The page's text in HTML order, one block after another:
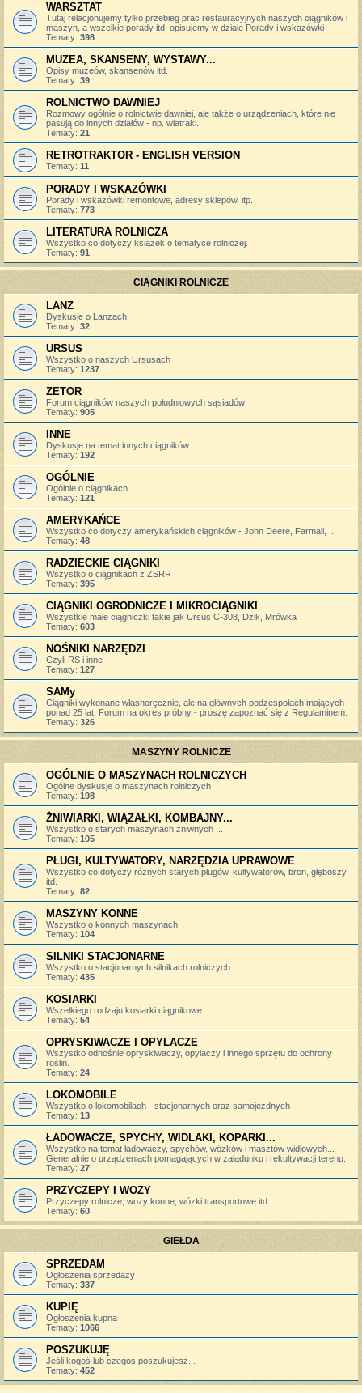
WARSZTAT
Tutaj relacjonujemy tylko przebieg prac restauracyjnych naszych ciągników i
maszyn, a wszelkie porady itd. opisujemy w dziale Porady i wskazówki
Tematy: 398
MUZEA, SKANSENY, WYSTAWY...
Opisy muzeów, skansenów itd.
Tematy: 39
ROLNICTWO DAWNIEJ
Rozmowy ogólnie o rolnictwie dawniej, ale także o urządzeniach, które nie
pasują do innych działów - np. wiatraki.
Tematy: 21
RETROTRAKTOR - ENGLISH VERSION
Tematy: 11
PORADY I WSKAZÓWKI
Porady i wskazówki remontowe, adresy sklepów, itp.
Tematy: 773
LITERATURA ROLNICZA
Wszystko co dotyczy książek o tematyce rolniczej.
Tematy: 91
CIĄGNIKI ROLNICZE
LANZ
Dyskusje o Lanzach
Tematy: 32
URSUS
Wszystko o naszych Ursusach
Tematy: 1237
ZETOR
Forum ciągników naszych południowych sąsiadów
Tematy: 905
INNE
Dyskusje na temat innych ciągników
Tematy: 192
OGÓLNIE
Ogólnie o ciągnikach
Tematy: 121
AMERYKAŃCE
Wszystko co dotyczy amerykańskich ciągników - John Deere, Farmall, ...
Tematy: 48
RADZIECKIE CIĄGNIKI
Wszystko o ciągnikach z ZSRR
Tematy: 395
CIĄGNIKI OGRODNICZE I MIKROCIĄGNIKI
Wszystkie małe ciągniczki takie jak Ursus C-308, Dzik, Mrówka
Tematy: 603
NOŚNIKI NARZĘDZI
Czyli RS i inne
Tematy: 127
SAMy
Ciągniki wykonane własnoręcznie, ale na głównych podzespołach mających
ponad 25 lat. Forum na okres próbny - proszę zapoznać się z Regulaminem.
Tematy: 326
MASZYNY ROLNICZE
OGÓLNIE O MASZYNACH ROLNICZYCH
Ogólne dyskusje o maszynach rolniczych
Tematy: 198
ŻNIWIARKI, WIĄZAŁKI, KOMBAJNY...
Wszystko o starych maszynach żniwnych ...
Tematy: 105
PŁUGI, KULTYWATORY, NARZĘDZIA UPRAWOWE
Wszystko co dotyczy różnych starych pługów, kultywatorów, bron, głęboszy
itd.
Tematy: 82
MASZYNY KONNE
Wszystko o konnych maszynach
Tematy: 104
SILNIKI STACJONARNE
Wszystko o stacjonarnych silnikach rolniczych
Tematy: 435
KOSIARKI
Wszelkiego rodzaju kosiarki ciągnikowe
Tematy: 54
OPRYSKIWACZE I OPYLACZE
Wszystko odnośnie opryskiwaczy, opylaczy i innego sprzętu do ochrony
roślin.
Tematy: 24
LOKOMOBILE
Wszystko o lokomobilach - stacjonarnych oraz samojezdnych
Tematy: 13
ŁADOWACZE, SPYCHY, WIDLAKI, KOPARKI...
Wszystko na temat ładowaczy, spychów, wózków i masztów widłowych...
Generalnie o urządzeniach pomagających w załadunku i rekultywacji terenu.
Tematy: 27
PRZYCZEPY I WOZY
Przyczepy rolnicze, wozy konne, wózki transportowe itd.
Tematy: 60
GIEŁDA
SPRZEDAM
Ogłoszenia sprzedaży
Tematy: 337
KUPIĘ
Ogłoszenia kupna
Tematy: 1066
POSZUKUJĘ
Jeśli kogoś lub czegoś poszukujesz...
Tematy: 452